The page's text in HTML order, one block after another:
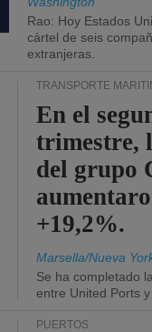
Rao: Hoy Estados
cártel de seis
extranjeras.
TRANSPORTE
En el
trimestre,
del grupo
+19,2%.
Marsella/Nueva
Se ha completado
entre United Ports
PUERTOS